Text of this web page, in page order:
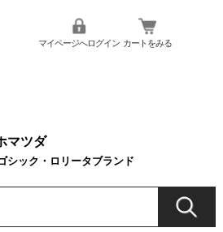
マツダ
シック・ロリータブランド
マイページへログイン カートをみる